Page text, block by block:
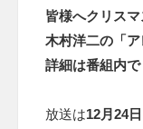
皆様へクリスマ
木村洋二の「
詳細は番組内で
放送は12月24